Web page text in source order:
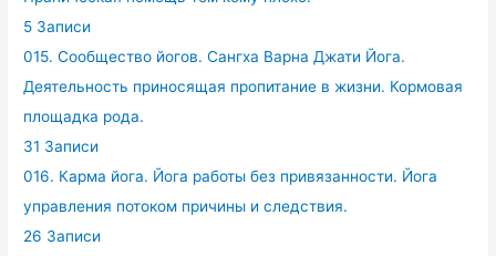
5 Записи
015. Сообщество йогов. Сангха Варна Джати Йога.
Деятельность приносящая пропитание в жизни. Кормовая
площадка рода.
31 Записи
016. Карма йога. Йога работы без привязанности. Йога
управления потоком причины и следствия.
26 Записи